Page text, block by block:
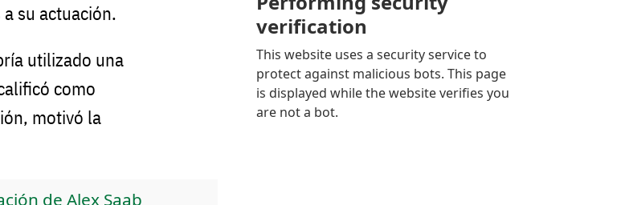
su actuación.
utilizado una
como
motivó la
de Alex Saab